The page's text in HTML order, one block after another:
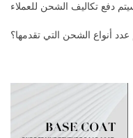
أنواع الشحن التي تقدمها؟